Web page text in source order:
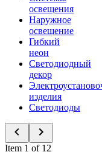
освещения
Наружное
освещение
Гибкий
неон
Светодиодный
декор
изделия
Светодиоды
Item 1 of 12